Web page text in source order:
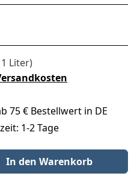
Liter)
75 € Bestellwert in DE
1-2 Tage
Wert ein oder benutze
In den Warenkorb